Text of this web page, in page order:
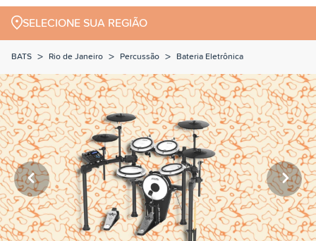
SELECIONE SUA REGIÃO
BATS > Rio de Janeiro > Percussão > Bateria Eletrônica